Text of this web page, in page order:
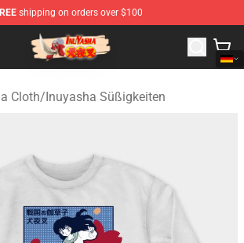
shipping on orders over $100
- Official Inuyasha Merchandise Shop
Cloth/Inuyasha Süßigkeiten